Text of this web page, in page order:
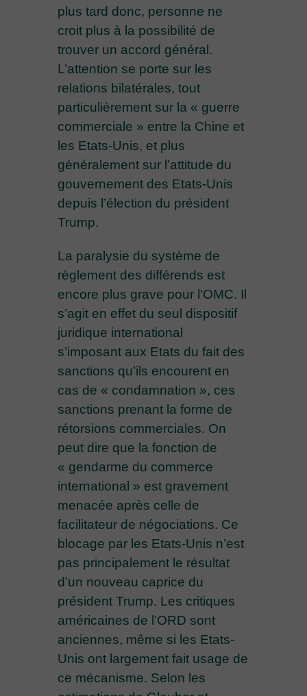
plus tard donc, personne ne
croit plus à la possibilité de
trouver un accord général.
L’attention se porte sur les
relations bilatérales, tout
particulièrement sur la « guerre
commerciale » entre la Chine et
les Etats-Unis, et plus
généralement sur l’attitude du
gouvernement des Etats-Unis
depuis l’élection du président
Trump.
La paralysie du système de
règlement des différends est
encore plus grave pour l’OMC. Il
s’agit en effet du seul dispositif
juridique international
s’imposant aux Etats du fait des
sanctions qu’ils encourent en
cas de « condamnation », ces
sanctions prenant la forme de
rétorsions commerciales. On
peut dire que la fonction de
« gendarme du commerce
international » est gravement
menacée après celle de
facilitateur de négociations. Ce
blocage par les Etats-Unis n’est
pas principalement le résultat
d’un nouveau caprice du
président Trump. Les critiques
américaines de l’ORD sont
anciennes, même si les Etats-
Unis ont largement fait usage de
ce mécanisme. Selon les